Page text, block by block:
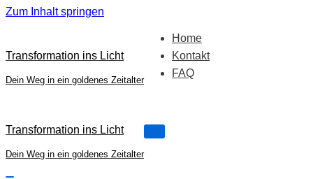
Zum Inhalt springen
Transformation ins Licht
Dein Weg in ein goldenes Zeitalter
Home
Kontakt
FAQ
Transformation ins Licht
Dein Weg in ein goldenes Zeitalter
Navigations-